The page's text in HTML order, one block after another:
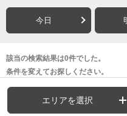
今日
該当の検索結果は0件でした。
条件を変えてお探しください。
エリアを選択